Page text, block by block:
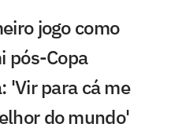
jogo como
pós-Copa
'Vir para cá me
do mundo'